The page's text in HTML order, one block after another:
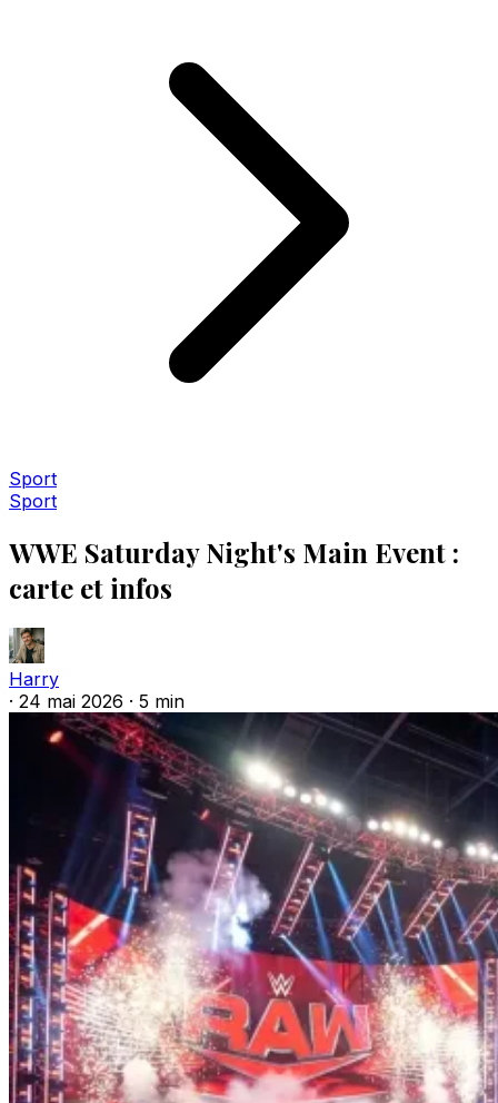
Sport
Sport
WWE Saturday Night's Main Event :
carte et infos
Harry
· 24 mai 2026 · 5 min